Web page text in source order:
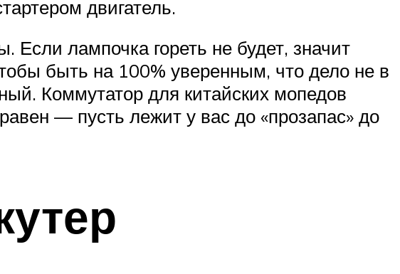
двигатель.
Если лампочка гореть не будет, значит
быть на 100% уверенным, что дело не в
Коммутатор для китайских мопедов
— пусть лежит у вас до «прозапас» до